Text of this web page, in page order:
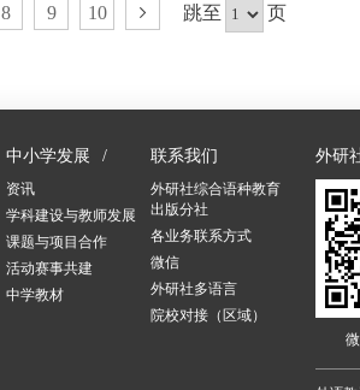
8 9 10 跳至 页
中小学发展
资讯
学科建设与教师发展
课题与项目合作
活动赛事共建
中学教材
联系我们
外研社综合语种教育
出版分社
各业务联系方式
微信
外研社多语言
院校对接（区域）
外研